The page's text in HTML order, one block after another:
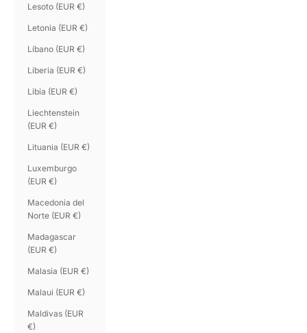
Lesoto (EUR €)
Letonia (EUR €)
Líbano (EUR €)
Liberia (EUR €)
Libia (EUR €)
Liechtenstein
(EUR €)
Lituania (EUR €)
Luxemburgo
(EUR €)
Macedonia del
Norte (EUR €)
Madagascar
(EUR €)
Malasia (EUR €)
Malaui (EUR €)
Maldivas (EUR
€)